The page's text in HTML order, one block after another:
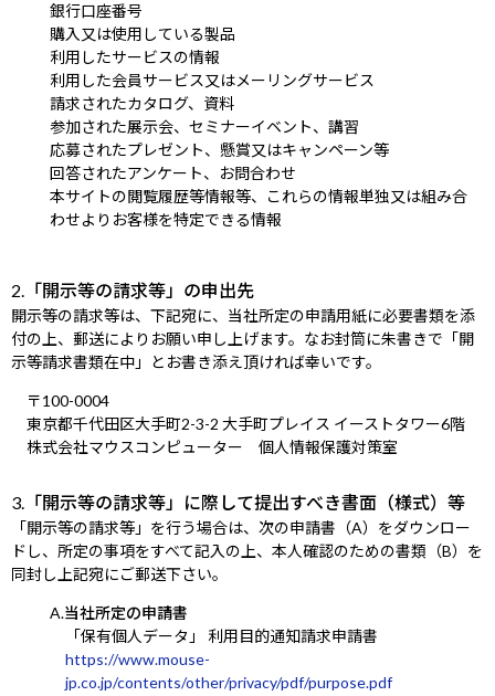
銀行口座番号
購入又は使用している製品
利用したサービスの情報
利用した会員サービス又はメーリングサービス
請求されたカタログ、資料
参加された展示会、セミナーイベント、講習
応募されたプレゼント、懸賞又はキャンペーン等
回答されたアンケート、お問合わせ
本サイトの閲覧履歴等情報等、これらの情報単独又は組み合
わせよりお客様を特定できる情報
2.「開示等の請求等」の申出先
開示等の請求等は、下記宛に、当社所定の申請用紙に必要書類を添
付の上、郵送によりお願い申し上げます。なお封筒に朱書きで「開
示等請求書類在中」とお書き添え頂ければ幸いです。
〒100-0004
東京都千代田区大手町2-3-2 大手町プレイス イーストタワー6階
株式会社マウスコンピューター 個人情報保護対策室
3.「開示等の請求等」に際して提出すべき書面（様式）等
「開示等の請求等」を行う場合は、次の申請書（A）をダウンロー
ドし、所定の事項をすべて記入の上、本人確認のための書類（B）を
同封し上記宛にご郵送下さい。
A.当社所定の申請書
「保有個人データ」 利用目的通知請求申請書
https://www.mouse-
jp.co.jp/contents/other/privacy/pdf/purpose.pdf